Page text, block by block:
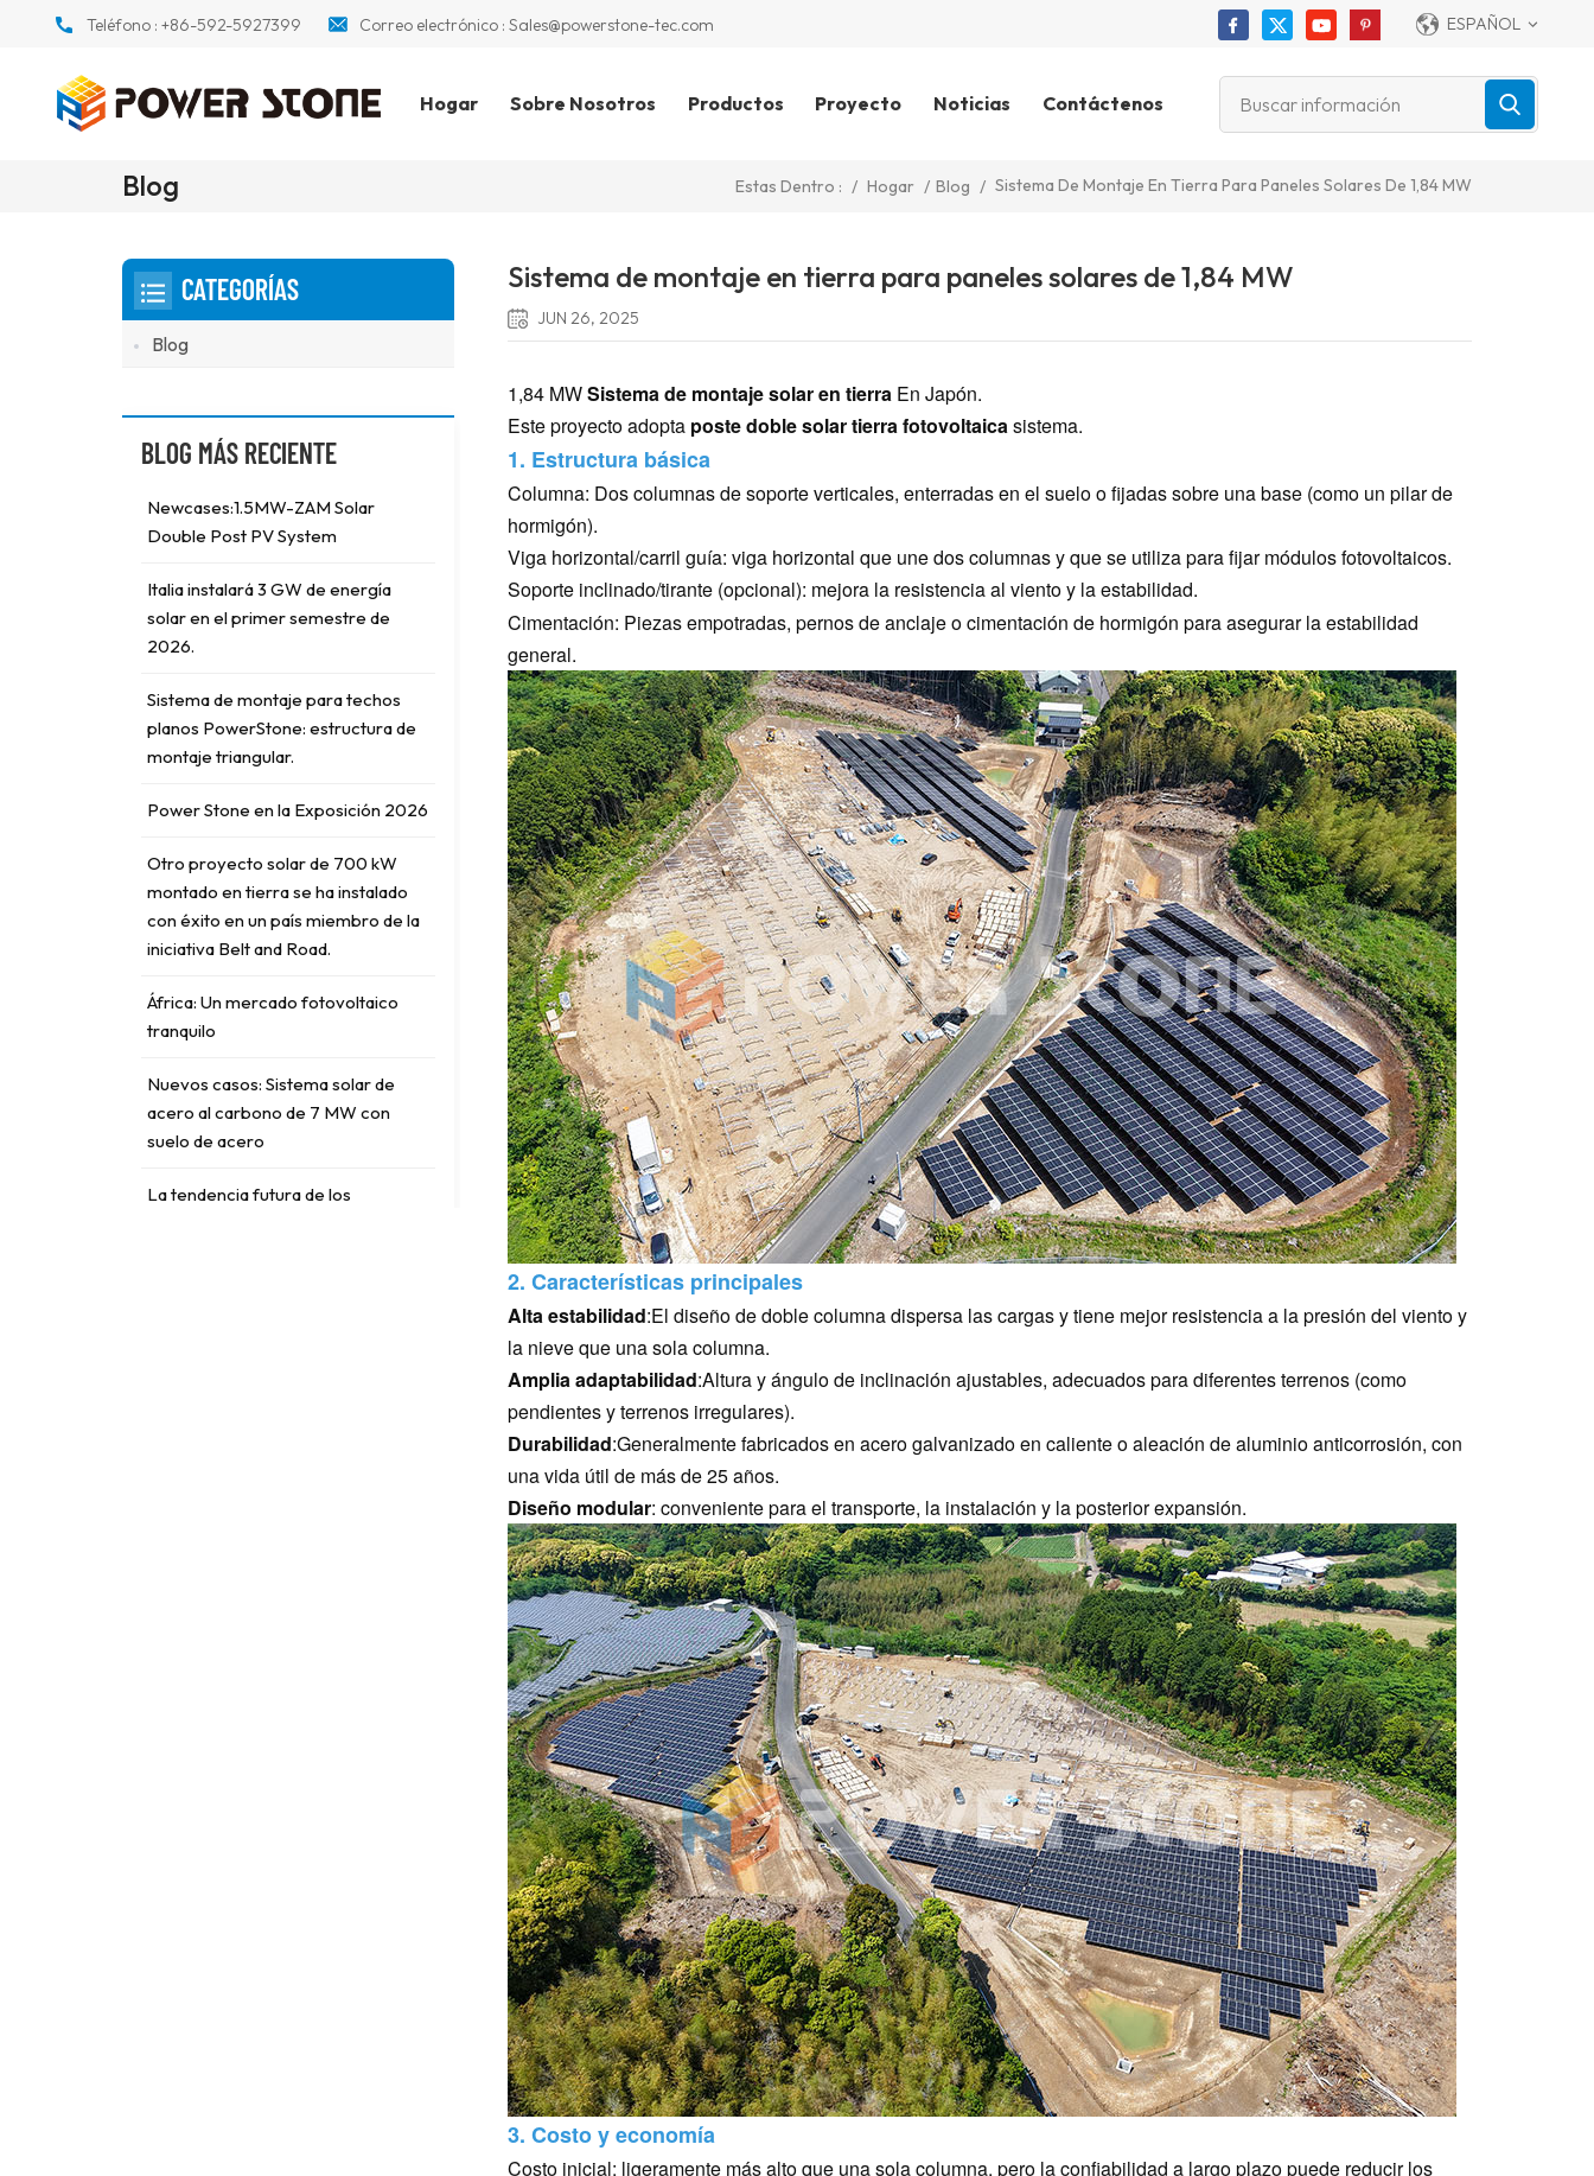
Teléfono :+86-592-5927399 Correo electrónico : Sales@powerstone-tec.com ESPAÑOL
Hogar Sobre Nosotros Productos Proyecto Noticias Contáctenos
Blog Estas Dentro : / Hogar / Blog / Sistema De Montaje En Tierra Para Paneles Solares De 1,84 MW
Sistema de montaje en tierra para paneles solares de 1,84 MW
JUN 26, 2025
1,84 MWSistema de montaje solar en tierraEn Japón.
Este proyecto adopta poste doble solar tierra fotovoltaicasistema.
1. Estructura básica
Columna: Dos columnas de soporte verticales, enterradas en el suelo o fijadas sobre una base (como un pilar de
hormigón).
Viga horizontal/carril guía: viga horizontal que une dos columnas y que se utiliza para fijar módulos fotovoltaicos.
Soporte inclinado/tirante (opcional): mejora la resistencia al viento y la estabilidad.
Cimentación: Piezas empotradas, pernos de anclaje o cimentación de hormigón para asegurar la estabilidad
general.
2. Características principales
Alta estabilidad:El diseño de doble columna dispersa las cargas y tiene mejor resistencia a la presión del viento y
la nieve que una sola columna.
Amplia adaptabilidad:Altura y ángulo de inclinación ajustables, adecuados para diferentes terrenos (como
pendientes y terrenos irregulares).
Durabilidad:Generalmente fabricados en acero galvanizado en caliente o aleación de aluminio anticorrosión, con
una vida útil de más de 25 años.
Diseño modular: conveniente para el transporte, la instalación y la posterior expansión.
3. Costo y economía
Costo inicial: ligeramente más alto que una sola columna, pero la confiabilidad a largo plazo puede reducir los
CATEGORÍAS
Blog
BLOG MÁS RECIENTE
Newcases:1.5MW-ZAM Solar
Double Post PV System
Italia instalará 3 GW de energía
solar en el primer semestre de
2026.
Sistema de montaje para techos
planos PowerStone: estructura de
montaje triangular.
Power Stone en la Exposición 2026
Otro proyecto solar de 700 kW
montado en tierra se ha instalado
con éxito en un país miembro de la
iniciativa Belt and Road.
África: Un mercado fotovoltaico
tranquilo
Nuevos casos: Sistema solar de
acero al carbono de 7 MW con
suelo de acero
La tendencia futura de los